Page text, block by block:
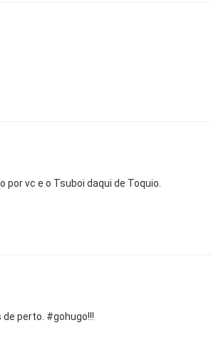
vc e o Tsuboi daqui de Toquio.
perto. #gohugo!!!